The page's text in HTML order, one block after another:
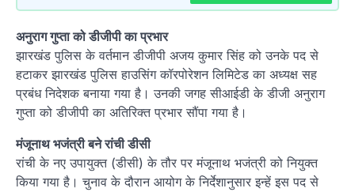
अनुराग गुप्ता को डीजीपी का प्रभार
झारखंड पुलिस के वर्तमान डीजीपी अजय कुमार सिंह को उनके पद से
हटाकर झारखंड पुलिस हाउसिंग कॉरपोरेशन लिमिटेड का अध्यक्ष सह
प्रबंध निदेशक बनाया गया है। उनकी जगह सीआईडी के डीजी अनुराग
गुप्ता को डीजीपी का अतिरिक्त प्रभार सौंपा गया है।
मंजूनाथ भजंत्री बने रांची डीसी
रांची के नए उपायुक्त (डीसी) के तौर पर मंजूनाथ भजंत्री को नियुक्त
किया गया है। चुनाव के दौरान आयोग के निर्देशानुसार इन्हें इस पद से